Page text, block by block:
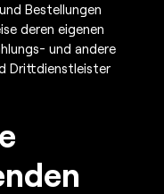
Bestellungen
deren eigenen
und andere
Drittdienstleister